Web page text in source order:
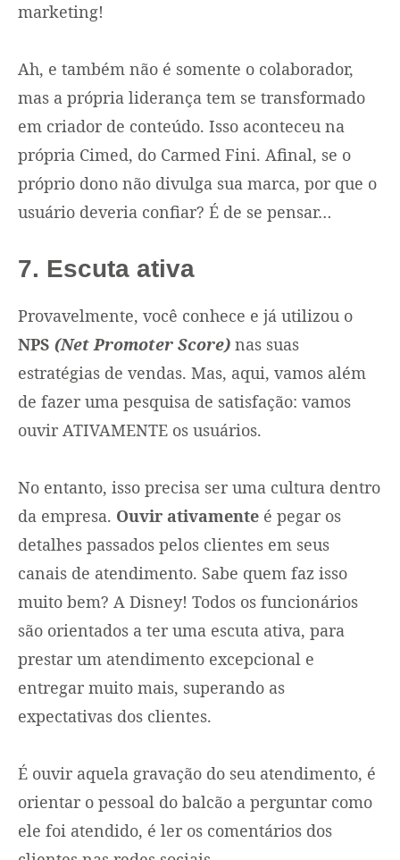
marketing!
Ah, e também não é somente o colaborador,
mas a própria liderança tem se transformado
em criador de conteúdo. Isso aconteceu na
própria Cimed, do Carmed Fini. Afinal, se o
próprio dono não divulga sua marca, por que o
usuário deveria confiar? É de se pensar…
7. Escuta ativa
Provavelmente, você conhece e já utilizou o
NPS (Net Promoter Score) nas suas
estratégias de vendas. Mas, aqui, vamos além
de fazer uma pesquisa de satisfação: vamos
ouvir ATIVAMENTE os usuários.
No entanto, isso precisa ser uma cultura dentro
da empresa. Ouvir ativamente é pegar os
detalhes passados pelos clientes em seus
canais de atendimento. Sabe quem faz isso
muito bem? A Disney! Todos os funcionários
são orientados a ter uma escuta ativa, para
prestar um atendimento excepcional e
entregar muito mais, superando as
expectativas dos clientes.
É ouvir aquela gravação do seu atendimento, é
orientar o pessoal do balcão a perguntar como
ele foi atendido, é ler os comentários dos